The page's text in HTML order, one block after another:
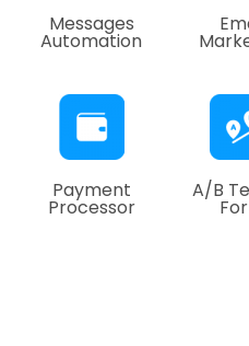
Messages
Automation
Payment
Processor
A/B